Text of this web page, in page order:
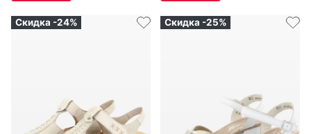
Скидка -24% Скидка -25%